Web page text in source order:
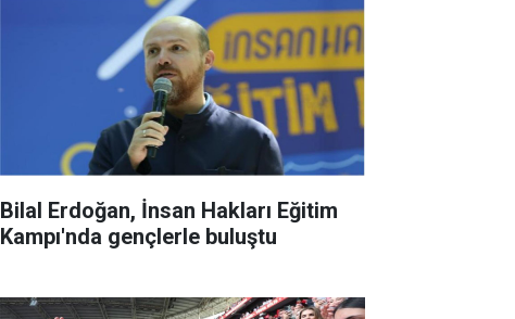
Bilal Erdoğan, İnsan Hakları Eğitim
Kampı'nda gençlerle buluştu